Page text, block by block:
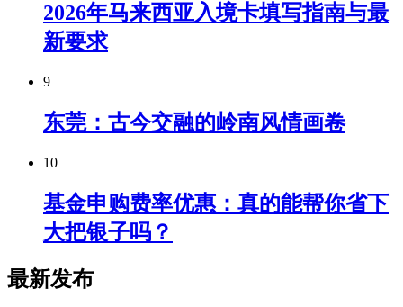
2026年马来西亚入境卡填写指南与最
新要求
9
东莞：古今交融的岭南风情画卷
10
基金申购费率优惠：真的能帮你省下
大把银子吗？
最新发布